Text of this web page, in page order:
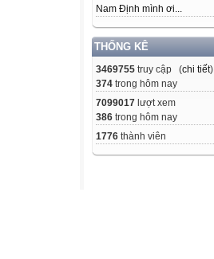
Nam Định mình ơi...
THỐNG KÊ
3469755 truy cập (chi tiết)
374 trong hôm nay
7099017 lượt xem
386 trong hôm nay
1776 thành viên